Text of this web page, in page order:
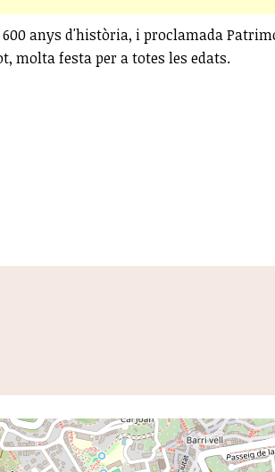
600 anys d'història, i proclamada
molta festa per a totes les edats.